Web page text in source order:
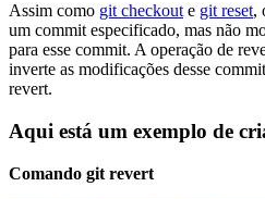
Assim como git checkout e git reset,
um commit especificado, mas não
para esse commit. A operação de
inverte as modificações desse
revert.
Aqui está um exemplo de
Comando git revert